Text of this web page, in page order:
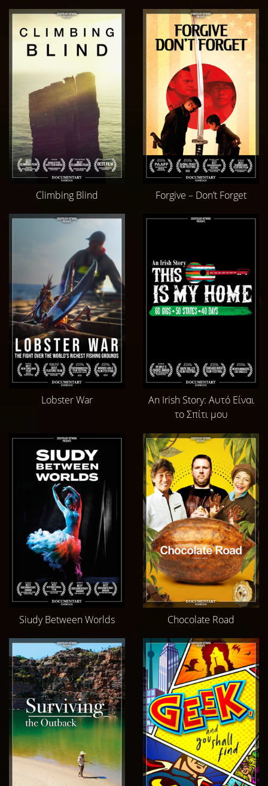
Climbing Blind Forgive – Don’t Forget
Lobster War
An Irish Story: Αυτό Είναι
το Σπίτι μου
Siudy Between Worlds Chocolate Road